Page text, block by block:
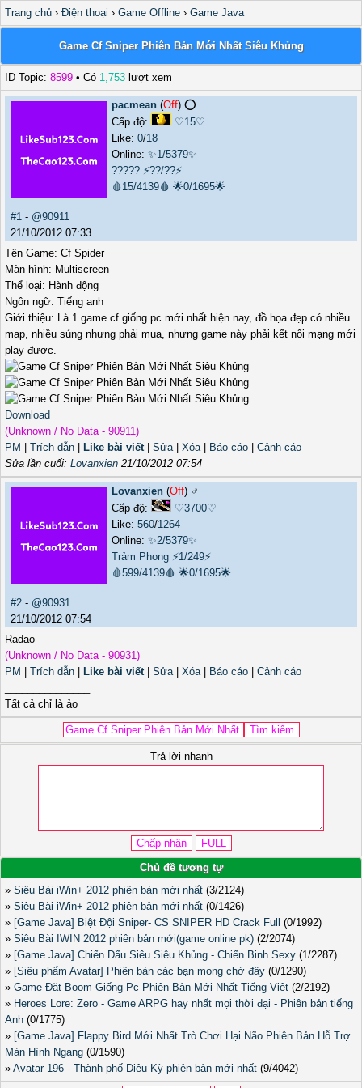
Trang chủ › Điện thoại › Game Offline › Game Java
Game Cf Sniper Phiên Bản Mới Nhất Siêu Khủng
ID Topic: 8599 • Có 1,753 lượt xem
pacmean (Off) ⭕️
Cấp độ:
♡15♡
Like: 0/18
Online: ✨1/5379✨
????? ⚡??/??⚡
🩸15/4139🩸 🌟0/1695🌟
#1 - @90911
21/10/2012 07:33
Tên Game: Cf Spider
Màn hình: Multiscreen
Thể loại: Hành động
Ngôn ngữ: Tiếng anh
Giới thiệu: Là 1 game cf giống pc mới nhất hiện nay, đồ họa đẹp có nhiều
map, nhiều súng nhưng phải mua, nhưng game này phải kết nối mạng mới
play được.
Download
(Unknown / No Data - 90911)
PM
Trích dẫn Like bài viết| Sửa| Xóa| Báo cáo
Cảnh cáo
Sửa lần cuối: Lovanxien 21/10/2012 07:54
Lovanxien (Off) ♂️
Cấp độ:
♡3700♡
Like: 560/1264
Online: ✨2/5379✨
Trảm Phong ⚡1/249⚡
🩸599/4139🩸 🌟0/1695🌟
#2 - @90931
21/10/2012 07:54
Radao
(Unknown / No Data - 90931)
PM
Trích dẫn Like bài viết| Sửa| Xóa| Báo cáo
Cảnh cáo
Tất cả chỉ là ảo
Trả lời nhanh
Chủ đề tương tự
» Siêu Bài iWin+ 2012 phiên bản mới nhất (3/2124)
» Siêu Bài iWin+ 2012 phiên bản mới nhất (0/1426)
» [Game Java] Biệt Đội Sniper- CS SNIPER HD Crack Full
(0/1992)
» Siêu Bài IWIN 2012 phiên bản mới(game online pk) (2/2074)
» [Game Java] Chiến Đấu Siêu Siêu Khủng - Chiến Binh Sexy (1/2287)
» [Siêu phẩm Avatar] Phiên bản các bạn mong chờ đây (0/1290)
» Game Đặt Boom Giống Pc Phiên Bản Mới Nhất Tiếng Việt (2/2192)
» Heroes Lore: Zero - Game ARPG hay nhất mọi thời đại - Phiên bản tiếng
Anh (0/1775)
» [Game Java] Flappy Bird Mới Nhất Trò Chơi Hại Não Phiên Bản Hỗ Trợ
Màn Hình Ngang (0/1590)
» Avatar 196 - Thành phố Diệu Kỳ phiên bản mới nhất (9/4042)